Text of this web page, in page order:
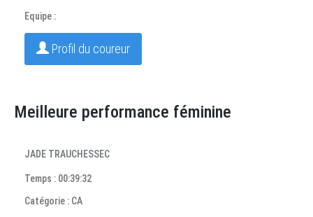
Equipe :
Profil du coureur
Meilleure performance féminine
JADE TRAUCHESSEC
Temps : 00:39:32
Catégorie : CA